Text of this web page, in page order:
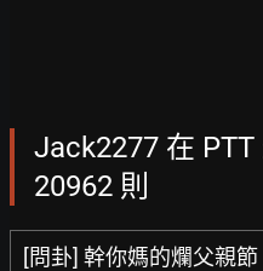
Jack2277 在
20962 則
[問卦] 幹你媽的爛父親節